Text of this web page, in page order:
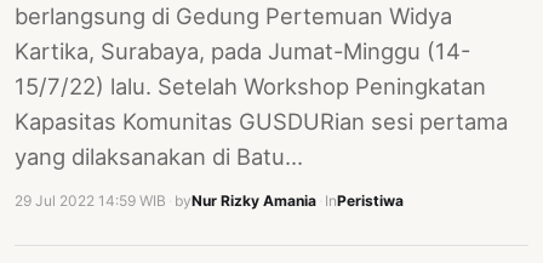
berlangsung di Gedung Pertemuan Widya
Kartika, Surabaya, pada Jumat-Minggu (14-
15/7/22) lalu. Setelah Workshop Peningkatan
Kapasitas Komunitas GUSDURian sesi pertama
yang dilaksanakan di Batu…
29 Jul 2022 14:59 WIB byNur Rizky Amania InPeristiwa